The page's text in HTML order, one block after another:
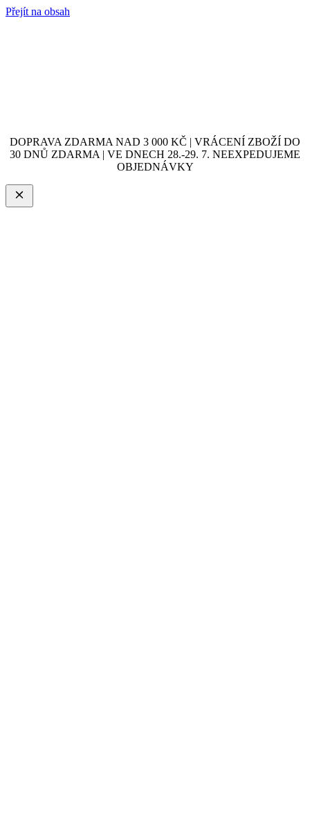
Přejít na obsah
DOPRAVA ZDARMA NAD 3 000 KČ | VRÁCENÍ ZBOŽÍ DO
30 DNŮ ZDARMA | VE DNECH 28.-29. 7. NEEXPEDUJEME
OBJEDNÁVKY